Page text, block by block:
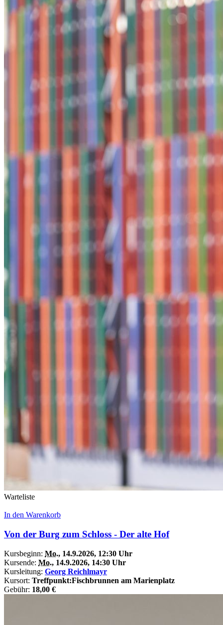
Warteliste
In den Warenkorb
Von der Burg zum Schloss - Der alte Hof
Kursbeginn: Mo., 14.9.2026, 12:30 Uhr
Kursende: Mo., 14.9.2026, 14:30 Uhr
Kursleitung: Georg Reichlmayr
Kursort: Treffpunkt:Fischbrunnen am Marienplatz
Gebühr: 18,00 €